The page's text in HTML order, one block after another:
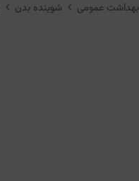
بهداشت عمومی شوینده بدن